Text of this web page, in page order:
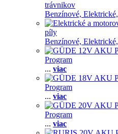
trávnikov
Benzínové, Elektrické,
píly
Benzínové, Elektrické,
Program
... viac
Program
... viac
Program
... viac